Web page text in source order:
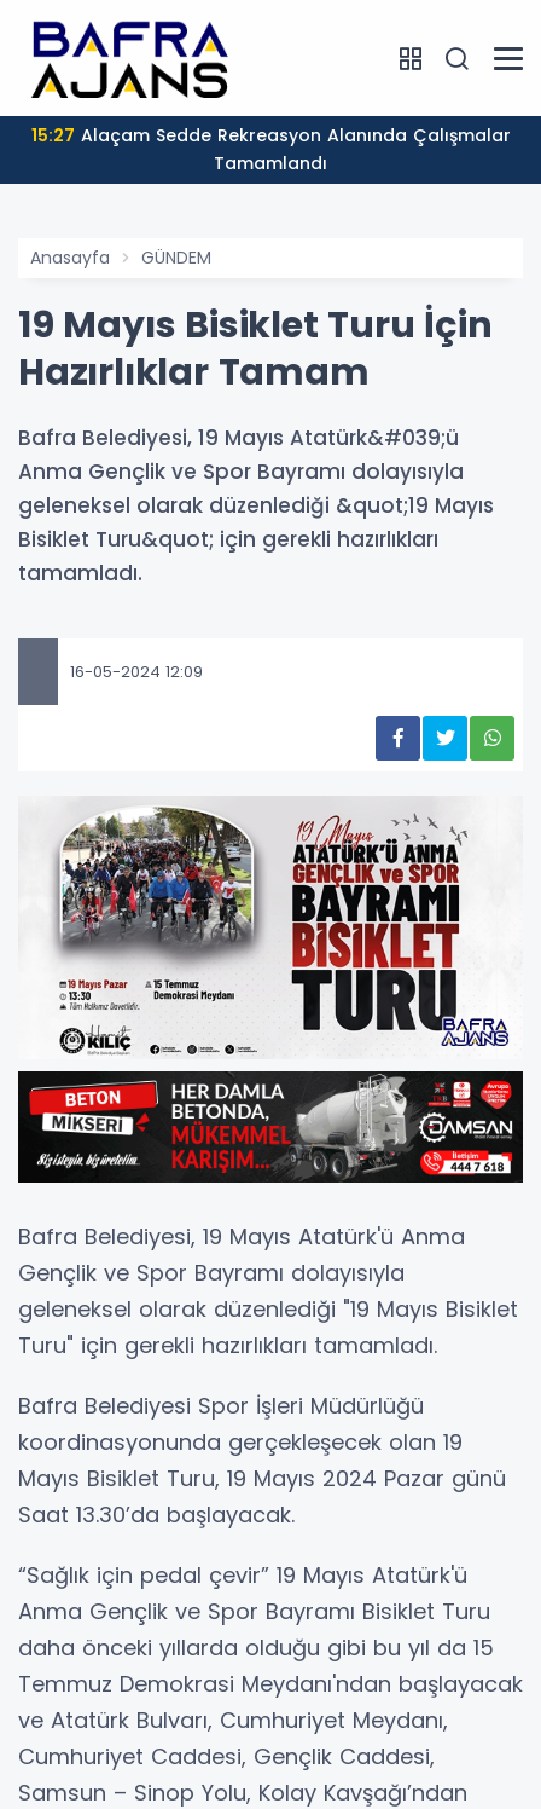
15:27
Tamamlandı
Anasayfa GÜNDEM
19 Mayıs Bisiklet Turu İçin
Hazırlıklar Tamam
Bafra Belediyesi, 19 Mayıs Atatürk&#039;ü
Anma Gençlik ve Spor Bayramı dolayısıyla
geleneksel olarak düzenlediği &quot;19 Mayıs
Bisiklet Turu&quot; için gerekli hazırlıkları
tamamladı.
16-05-2024 12:09
Bafra Belediyesi, 19 Mayıs Atatürk'ü Anma
Gençlik ve Spor Bayramı dolayısıyla
geleneksel olarak düzenlediği "19 Mayıs Bisiklet
Turu" için gerekli hazırlıkları tamamladı.
Bafra Belediyesi Spor İşleri Müdürlüğü
koordinasyonunda gerçekleşecek olan 19
Mayıs Bisiklet Turu, 19 Mayıs 2024 Pazar günü
Saat 13.30’da başlayacak.
“Sağlık için pedal çevir” 19 Mayıs Atatürk'ü
Anma Gençlik ve Spor Bayramı Bisiklet Turu
daha önceki yıllarda olduğu gibi bu yıl da 15
Temmuz Demokrasi Meydanı'ndan başlayacak
ve Atatürk Bulvarı, Cumhuriyet Meydanı,
Cumhuriyet Caddesi, Gençlik Caddesi,
Samsun – Sinop Yolu, Kolay Kavşağı’ndan